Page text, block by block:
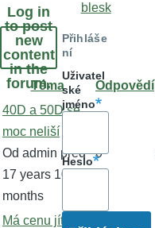
Log in
to post
new
content
in the
forum.
Téma Odpovědí
Normální
téma
40D a 50D se
moc neliší
Od admin před
17 years 10
months
0
Normální
Má cenu jít do
blesk
Přihláše
ní
Uživatel
ské
jméno
Heslo